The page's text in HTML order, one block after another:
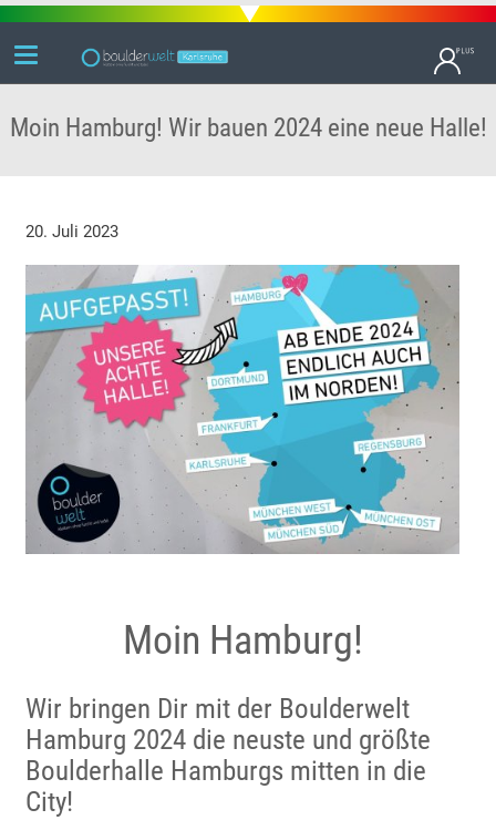
Moin Hamburg! Wir bauen 2024 eine neue Halle!
20. Juli 2023
Moin Hamburg!
Wir bringen Dir mit der Boulderwelt
Hamburg 2024 die neuste und größte
Boulderhalle Hamburgs mitten in die
City!